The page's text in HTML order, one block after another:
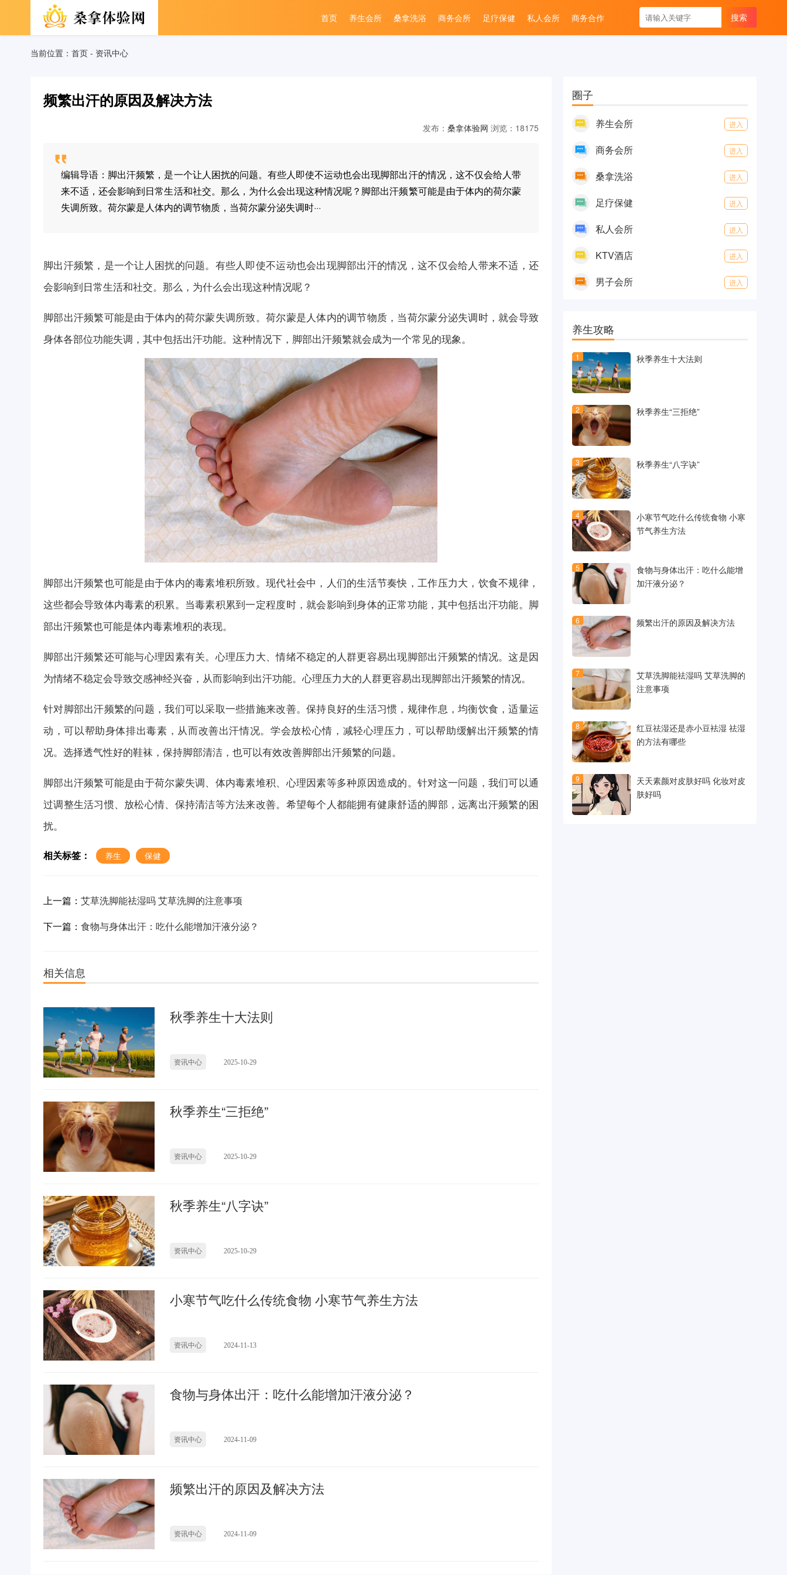
首页 养生会所 桑拿洗浴 商务会所 足疗保健 私人会所 商务合作
当前位置： 首页 - 资讯中心
频繁出汗的原因及解决方法
发布： 桑拿体验网 浏览：18175
编辑导语：脚出汗频繁，是一个让人困扰的问题。有些人即使不运动也会出现脚部出汗的情况，这不仅会给人带
来不适，还会影响到日常生活和社交。那么，为什么会出现这种情况呢？脚部出汗频繁可能是由于体内的荷尔蒙
失调所致。荷尔蒙是人体内的调节物质，当荷尔蒙分泌失调时···
脚出汗频繁，是一个让人困扰的问题。有些人即使不运动也会出现脚部出汗的情况，这不仅会给人带来不适，还
会影响到日常生活和社交。那么，为什么会出现这种情况呢？
脚部出汗频繁可能是由于体内的荷尔蒙失调所致。荷尔蒙是人体内的调节物质，当荷尔蒙分泌失调时，就会导致
身体各部位功能失调，其中包括出汗功能。这种情况下，脚部出汗频繁就会成为一个常见的现象。
脚部出汗频繁也可能是由于体内的毒素堆积所致。现代社会中，人们的生活节奏快，工作压力大，饮食不规律，
这些都会导致体内毒素的积累。当毒素积累到一定程度时，就会影响到身体的正常功能，其中包括出汗功能。脚
部出汗频繁也可能是体内毒素堆积的表现。
脚部出汗频繁还可能与心理因素有关。心理压力大、情绪不稳定的人群更容易出现脚部出汗频繁的情况。这是因
为情绪不稳定会导致交感神经兴奋，从而影响到出汗功能。心理压力大的人群更容易出现脚部出汗频繁的情况。
针对脚部出汗频繁的问题，我们可以采取一些措施来改善。保持良好的生活习惯，规律作息，均衡饮食，适量运
动，可以帮助身体排出毒素，从而改善出汗情况。学会放松心情，减轻心理压力，可以帮助缓解出汗频繁的情
况。选择透气性好的鞋袜，保持脚部清洁，也可以有效改善脚部出汗频繁的问题。
脚部出汗频繁可能是由于荷尔蒙失调、体内毒素堆积、心理因素等多种原因造成的。针对这一问题，我们可以通
过调整生活习惯、放松心情、保持清洁等方法来改善。希望每个人都能拥有健康舒适的脚部，远离出汗频繁的困
扰。
相关标签： 养生 保健
上一篇： 艾草洗脚能祛湿吗 艾草洗脚的注意事项
下一篇： 食物与身体出汗：吃什么能增加汗液分泌？
相关信息
秋季养生十大法则
资讯中心 2025-10-29
秋季养生“三拒绝”
资讯中心 2025-10-29
秋季养生“八字诀”
资讯中心 2025-10-29
小寒节气吃什么传统食物 小寒节气养生方法
资讯中心 2024-11-13
食物与身体出汗：吃什么能增加汗液分泌？
资讯中心 2024-11-09
频繁出汗的原因及解决方法
资讯中心 2024-11-09
圈子
养生会所 进入
商务会所 进入
桑拿洗浴 进入
足疗保健 进入
私人会所 进入
KTV酒店 进入
男子会所 进入
养生攻略
1 秋季养生十大法则
2 秋季养生“三拒绝”
3 秋季养生“八字诀”
4
小寒节气吃什么传统食物 小寒
节气养生方法
5
食物与身体出汗：吃什么能增
加汗液分泌？
6 频繁出汗的原因及解决方法
7
艾草洗脚能祛湿吗 艾草洗脚的
注意事项
8
红豆祛湿还是赤小豆袪湿 祛湿
的方法有哪些
9
天天素颜对皮肤好吗 化妆对皮
肤好吗